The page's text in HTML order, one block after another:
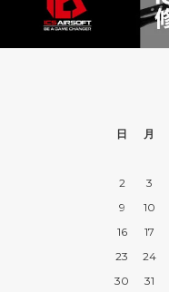
日
月
2
3
9
10
16
17
23
24
30
31